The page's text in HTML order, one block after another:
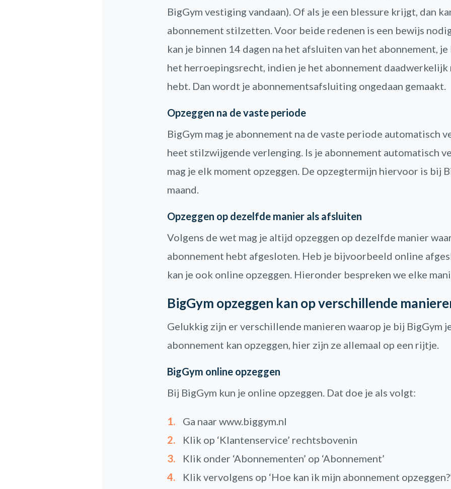
BigGym vestiging vandaan). Of als je een blessure krijgt, dan
abonnement stilzetten. Voor beide redenen is een bewijs
kan je binnen 14 dagen na het afsluiten van het abonnement,
het herroepingsrecht, indien je het abonnement
hebt. Dan wordt je abonnementsafsluiting ongedaan gemaakt.
Opzeggen na de vaste periode
BigGym mag je abonnement na de vaste periode automatisch
heet stilzwijgende verlenging. Is je abonnement automatisch
mag je elk moment opzeggen. De opzegtermijn hiervoor is bij
maand.
Opzeggen op dezelfde manier als afsluiten
Volgens de wet mag je altijd opzeggen op dezelfde manier
abonnement hebt afgesloten. Heb je bijvoorbeeld online
kan je ook online opzeggen. Hieronder bespreken we elke
BigGym opzeggen kan op verschillende
Gelukkig zijn er verschillende manieren waarop je bij BigGym
abonnement kan opzeggen, hier zijn ze allemaal op een rijtje.
BigGym online opzeggen
Bij BigGym kun je online opzeggen. Dat doe je als volgt:
Ga naar www.biggym.nl
Klik op ‘Klantenservice’ rechtsbovenin
Klik onder ‘Abonnementen’ op ‘Abonnement’
Klik vervolgens op ‘Hoe kan ik mijn abonnement